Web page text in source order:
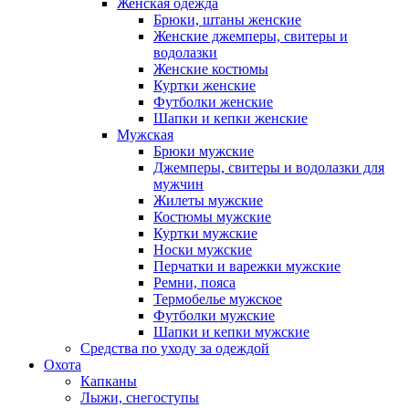
Женская одежда
Брюки, штаны женские
Женские джемперы, свитеры и
водолазки
Женские костюмы
Куртки женские
Футболки женские
Шапки и кепки женские
Мужская
Брюки мужские
Джемперы, свитеры и водолазки для
мужчин
Жилеты мужские
Костюмы мужские
Куртки мужские
Носки мужские
Перчатки и варежки мужские
Ремни, пояса
Термобелье мужское
Футболки мужские
Шапки и кепки мужские
Средства по уходу за одеждой
Охота
Капканы
Лыжи, снегоступы